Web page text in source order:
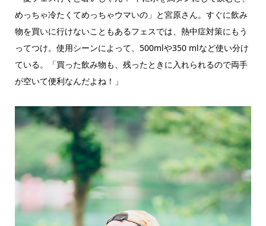
めっちゃ冷たくてめっちゃウマいの」と宮原さん。すぐに飲み
物を買いに行けないこともあるフェスでは、熱中症対策にもう
ってつけ。使用シーンによって、500mlや350 mlなど使い分け
ている。「買った飲み物も、残ったときに入れられるので両手
が空いて便利なんだよね！」